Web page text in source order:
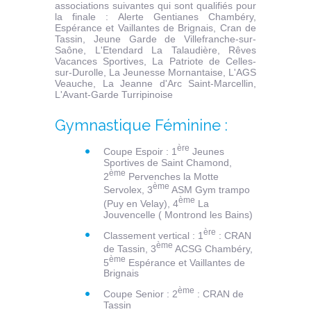
associations suivantes qui sont qualifiés pour
la finale : Alerte Gentianes Chambéry,
Espérance et Vaillantes de Brignais, Cran de
Tassin, Jeune Garde de Villefranche-sur-
Saône, L'Etendard La Talaudière, Rêves
Vacances Sportives, La Patriote de Celles-
sur-Durolle, La Jeunesse Mornantaise, L'AGS
Veauche, La Jeanne d'Arc Saint-Marcellin,
L'Avant-Garde Turripinoise
Gymnastique Féminine :
Coupe Espoir : 1 ère Jeunes
Sportives de Saint Chamond,
2ème Pervenches la Motte
Servolex, 3ème ASM Gym trampo
(Puy en Velay), 4ème La
Jouvencelle ( Montrond les Bains)
Classement vertical : 1 ère : CRAN
de Tassin, 3ème ACSG Chambéry,
5ème Espérance et Vaillantes de
Brignais
Coupe Senior : 2ème : CRAN de
Tassin